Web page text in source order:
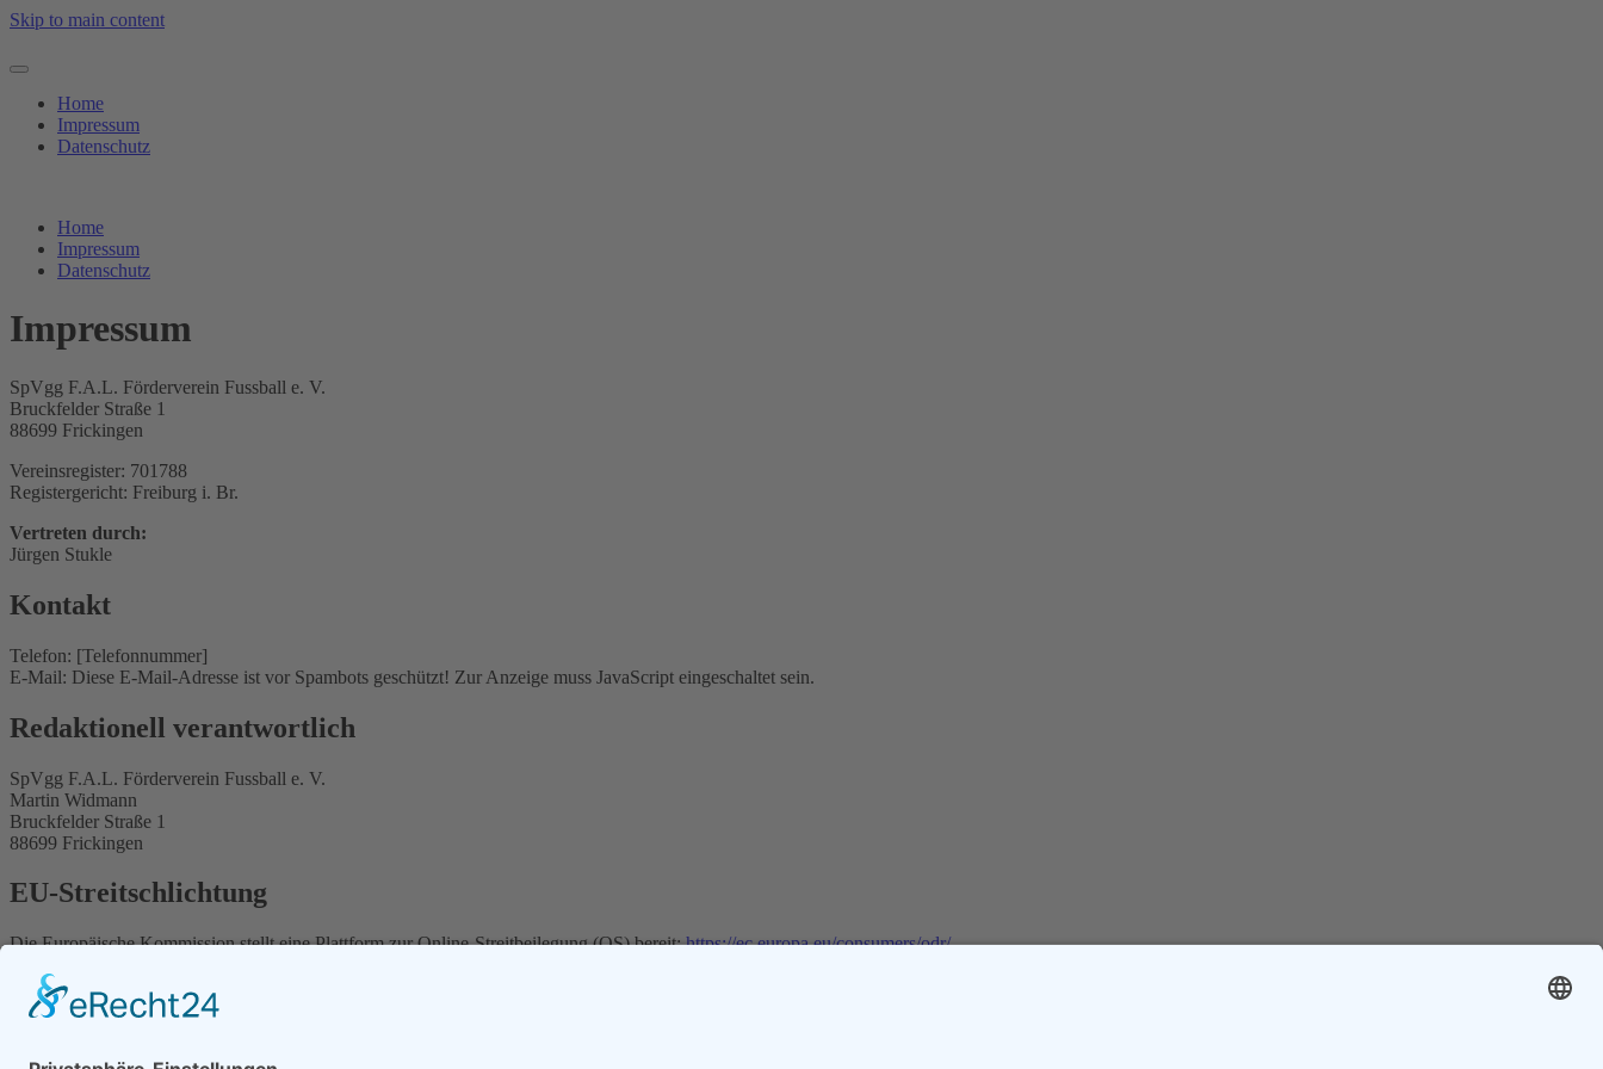
Skip to main content
Home
Impressum
Datenschutz
Home
Impressum
Datenschutz
Impressum
SpVgg F.A.L. Förderverein Fussball e. V.
Bruckfelder Straße 1
88699 Frickingen
Vereinsregister: 701788
Registergericht: Freiburg i. Br.
Vertreten durch:
Jürgen Stukle
Kontakt
Telefon: [Telefonnummer]
E-Mail: Diese E-Mail-Adresse ist vor Spambots geschützt! Zur Anzeige muss JavaScript eingeschaltet sein.
Redaktionell verantwortlich
SpVgg F.A.L. Förderverein Fussball e. V.
Martin Widmann
Bruckfelder Straße 1
88699 Frickingen
EU-Streitschlichtung
Die Europäische Kommission stellt eine Plattform zur Online-Streitbeilegung (OS) bereit:https://ec.europa.eu/consumers/odr/.
Verbraucher­streit­beilegung/Universal­schlichtungs­stelle